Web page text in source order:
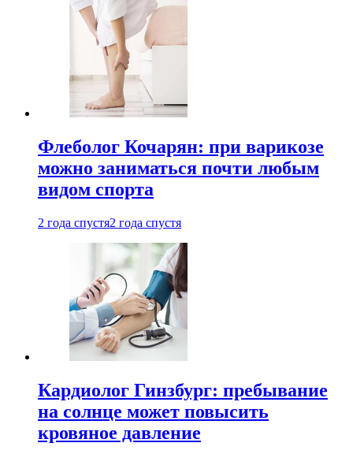
Флеболог Кочарян: при варикозе
можно заниматься почти любым
видом спорта
2 года спустя2 года спустя
Кардиолог Гинзбург: пребывание
на солнце может повысить
кровяное давление